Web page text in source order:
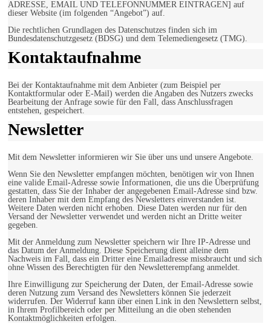
ADRESSE, EMAIL UND TELEFONNUMMER EINTRAGEN] auf
dieser Website (im folgenden “Angebot”) auf.
Die rechtlichen Grundlagen des Datenschutzes finden sich im
Bundesdatenschutzgesetz (BDSG) und dem Telemediengesetz (TMG).
Kontaktaufnahme
Bei der Kontaktaufnahme mit dem Anbieter (zum Beispiel per
Kontaktformular oder E-Mail) werden die Angaben des Nutzers zwecks
Bearbeitung der Anfrage sowie für den Fall, dass Anschlussfragen
entstehen, gespeichert.
Newsletter
Mit dem Newsletter informieren wir Sie über uns und unsere Angebote.
Wenn Sie den Newsletter empfangen möchten, benötigen wir von Ihnen
eine valide Email-Adresse sowie Informationen, die uns die Überprüfung
gestatten, dass Sie der Inhaber der angegebenen Email-Adresse sind bzw.
deren Inhaber mit dem Empfang des Newsletters einverstanden ist.
Weitere Daten werden nicht erhoben. Diese Daten werden nur für den
Versand der Newsletter verwendet und werden nicht an Dritte weiter
gegeben.
Mit der Anmeldung zum Newsletter speichern wir Ihre IP-Adresse und
das Datum der Anmeldung. Diese Speicherung dient alleine dem
Nachweis im Fall, dass ein Dritter eine Emailadresse missbraucht und sich
ohne Wissen des Berechtigten für den Newsletterempfang anmeldet.
Ihre Einwilligung zur Speicherung der Daten, der Email-Adresse sowie
deren Nutzung zum Versand des Newsletters können Sie jederzeit
widerrufen. Der Widerruf kann über einen Link in den Newslettern selbst,
in Ihrem Profilbereich oder per Mitteilung an die oben stehenden
Kontaktmöglichkeiten erfolgen.